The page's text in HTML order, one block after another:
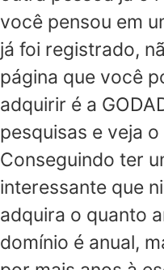
você pensou em
já foi registrado,
página que você
adquirir é a
pesquisas e veja
Conseguindo ter
interessante que
adquira o quanto
domínio é anual,